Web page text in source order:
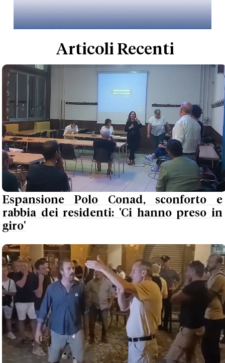
Articoli Recenti
Espansione Polo Conad, sconforto e
rabbia dei residenti: 'Ci hanno preso in
giro'